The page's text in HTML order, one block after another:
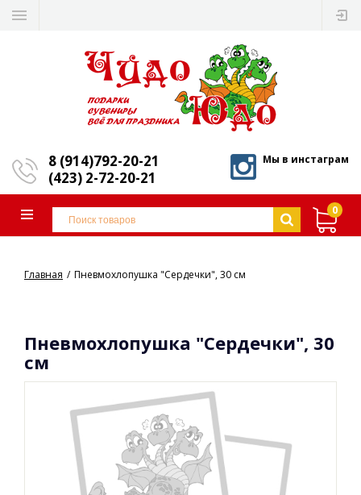
8 (914)792-20-21
(423) 2-72-20-21
Мы в инстаграм
0
Главная Пневмохлопушка "Сердечки", 30 см
Пневмохлопушка "Сердечки", 30
см